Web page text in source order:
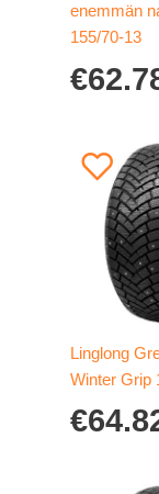
enemmän
155/70-13
€
Linglong
Winter Grip
€